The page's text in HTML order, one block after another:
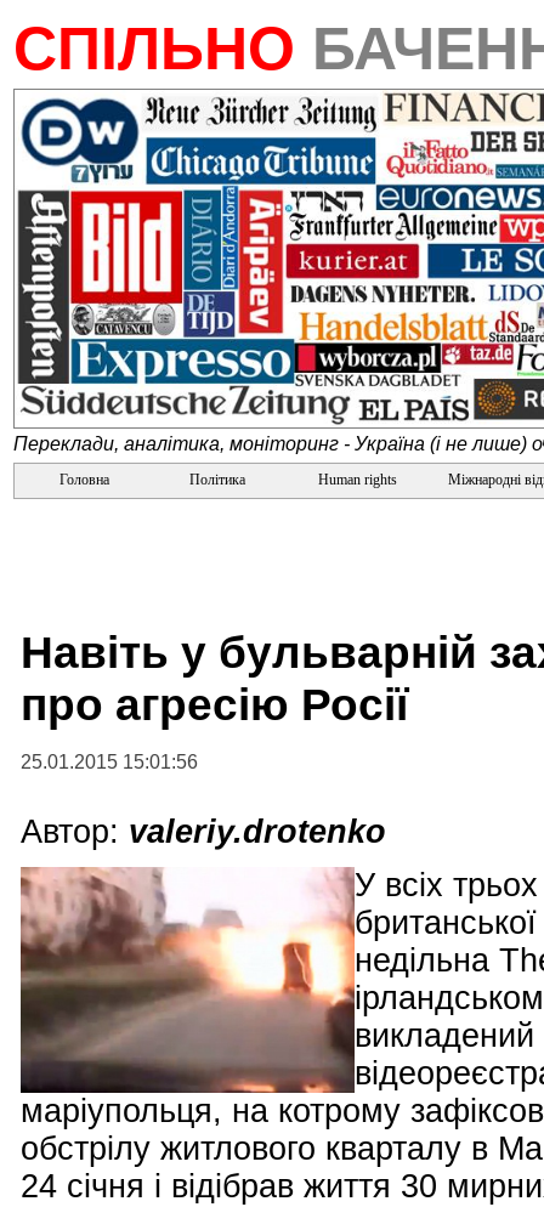
СПІЛЬНО
Переклади, аналітика, моніторинг - Україна (і не лише)
Головна Політика Human rights Міжнародні
Навіть у бульварній
про агресію Росії
25.01.2015 15:01:56
Автор: valeriy.drotenko
У всіх
недільна
викладений
маріупольця, на котрому
обстрілу житлового кварталу в
24 січня і відібрав життя 30